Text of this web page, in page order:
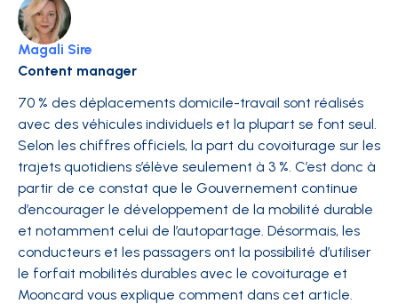
Magali Sire
Content manager
70 % des déplacements domicile-travail sont réalisés
avec des véhicules individuels et la plupart se font seul.
Selon les chiffres officiels, la part du covoiturage sur les
trajets quotidiens s’élève seulement à 3 %. C’est donc à
partir de ce constat que le Gouvernement continue
d’encourager le développement de la mobilité durable
et notamment celui de l’autopartage. Désormais, les
conducteurs et les passagers ont la possibilité d’utiliser
le forfait mobilités durables avec le covoiturage et
Mooncard vous explique comment dans cet article.